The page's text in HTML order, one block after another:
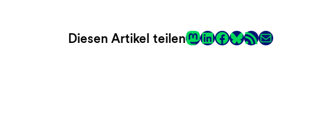
Diesen Artikel teilenMastodon
LinkedIn
Facebook
LinkRSS-Feed
E-Mail